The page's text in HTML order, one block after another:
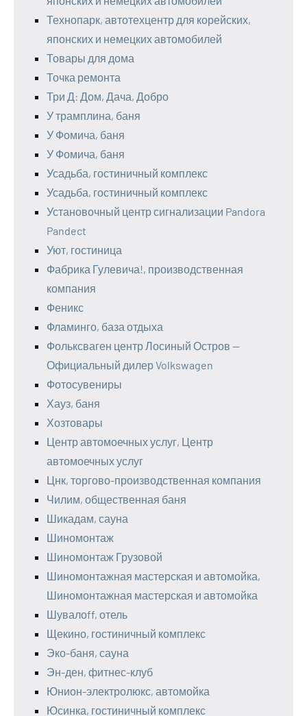
Технопарк, автотехцентр для корейских,
японских и немецких автомобилей
Товары для дома
Точка ремонта
Три Д: Дом, Дача, Добро
У трамплина, баня
У Фомича, баня
У Фомича, баня
Усадьба, гостиничный комплекс
Усадьба, гостиничный комплекс
Установочный центр сигнализации Pandora
Pandect
Уют, гостиница
Фабрика Гулевича!, производственная
компания
Феникс
Фламинго, база отдыха
Фольксваген центр Лосиный Остров —
Официальный дилер Volkswagen
Фотосувениры
Хауз, баня
Хозтовары
Центр автомоечных услуг, Центр
автомоечных услуг
Цнк, торгово-производственная компания
Чилим, общественная баня
Шикадам, сауна
Шиномонтаж
Шиномонтаж Грузовой
Шиномонтажная мастерская и автомойка,
Шиномонтажная мастерская и автомойка
Шувалоff, отель
Щекино, гостиничный комплекс
Эко-баня, сауна
Эн-ден, фитнес-клуб
Юнион-электролюкс, автомойка
Юсинка, гостиничный комплекс